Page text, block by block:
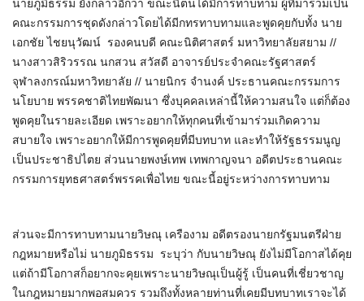
นายภูมิธรรม​ ยังกล่าวอีกว่า ขณะนี้ตนได้มีการทาบทาม ผู้ที่มาร่วมเป็น
คณะกรรมการชุดดังกล่าวโดยได้มีกทรทาบทามและพูดคุยกับทั้ง นาย
เอกชัย ไชยนุวัฒน์​ รองคนบดี​ คณะนิติศาสตร์​ มหาวิทยาลัยสยาม //
นางสาวสิริวรรณ นกสวน​ สวัสดี​ อาจารย์ประจำคณะรัฐศาสตร์
จุฬาลงกรณ์มหาวิทยาลัย // นายนิกร​ จำนงค์​ ประธานคณะกรรมการ
นโยบาย พรรคชาติไทยพัฒนา​ ซึ่งบุคคลเหล่านี้ให้ความสนใจ แต่ก็ต้อง
พูดคุยในรายละเอียด เพราะอยากให้ทุกคนที่เข้ามาร่วมเกิดความ
สบายใจ เพราะอยากให้มีการพูดคุยที่มีบทบาท และทำให้รัฐธรรมนูญ
เป็นประชาธิปไตย​ ส่วนนายพงษ์เทพ​ เทพกาญจนา อดีตประธานคณะ
กรรมการยุทธศาสตร์พรรค​เพื่อไทย​ ขณะนี้อยู่ระหว่างการทาบทาม
ส่วนจะมีการทาบทามนายวิษณุ​ เครืองาม​ อดีตรองนายกรัฐมนตรีฝ่าย
กฎหมายหรือไม่ นายภูมิธรรม​ ระบุว่า กับนายวิษณุ​ ยังไม่มีโอกาสได้คุย
แต่ถ้ามีโอกาสก็อยากจะคุยเพราะนายวิษณุเป็นผู้รู้ เป็นคนที่เชี่ยวชาญ
ในกฎหมายมากพอสมควร รวมถึงทั้งหลายท่านที่เคยมีบทบาทเราจะได้